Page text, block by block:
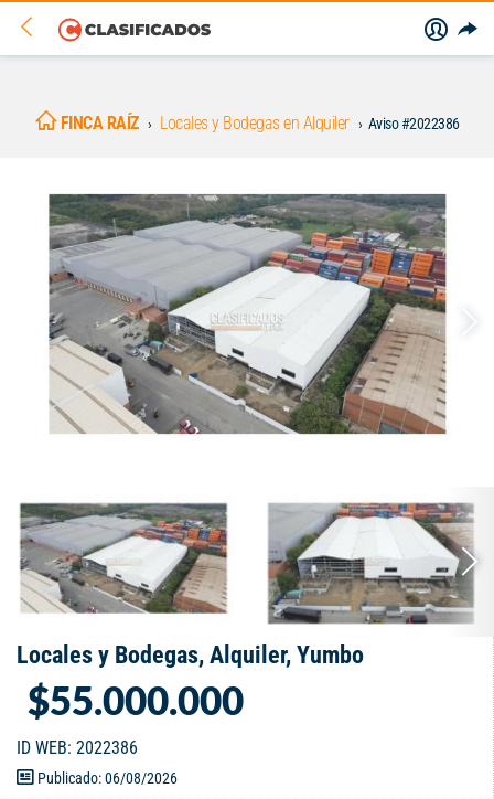
FINCA RAÍZ Locales y Bodegas en Alquiler Aviso #2022386
Locales y Bodegas, Alquiler, Yumbo
$55.000.000
ID WEB: 2022386
Publicado: 06/08/2026